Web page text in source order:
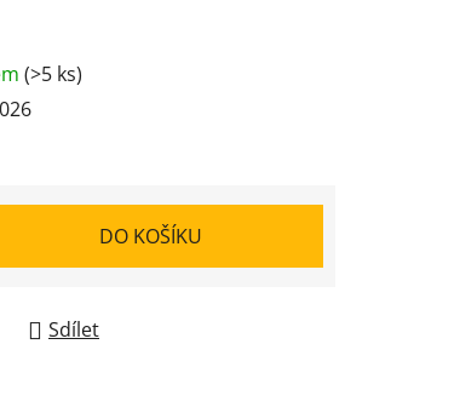
(>5 ks)
DO KOŠÍKU
Sdílet